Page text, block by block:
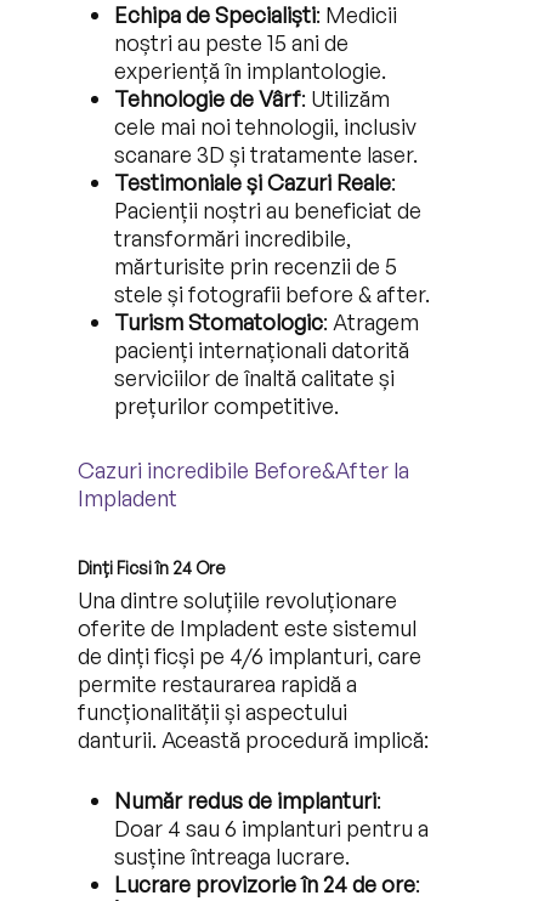
Echipa de Specialiști: Medicii
noștri au peste 15 ani de
experiență în implantologie.
Tehnologie de Vârf: Utilizăm
cele mai noi tehnologii, inclusiv
scanare 3D și tratamente laser.
Testimoniale și Cazuri Reale:
Pacienții noștri au beneficiat de
transformări incredibile,
mărturisite prin recenzii de 5
stele și fotografii before & after.
Turism Stomatologic: Atragem
pacienți internaționali datorită
serviciilor de înaltă calitate și
prețurilor competitive.
Cazuri incredibile Before&After la
Impladent
Dinți Ficsi în 24 Ore
Una dintre soluțiile revoluționare
oferite de Impladent este sistemul
de dinți ficși pe 4/6 implanturi, care
permite restaurarea rapidă a
funcționalității și aspectului
danturii. Această procedură implică:
Număr redus de implanturi:
Doar 4 sau 6 implanturi pentru a
susține întreaga lucrare.
Lucrare provizorie în 24 de ore: